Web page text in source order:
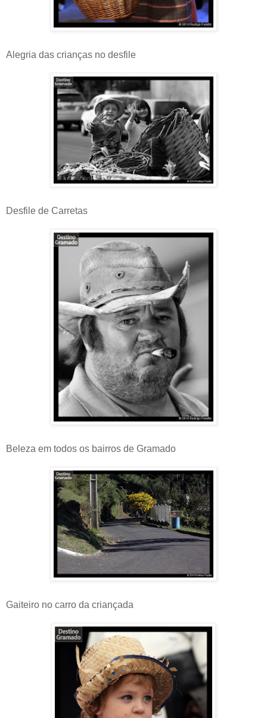
Alegria das crianças no desfile
Desfile de Carretas
Beleza em todos os bairros de Gramado
Gaiteiro no carro da criançada